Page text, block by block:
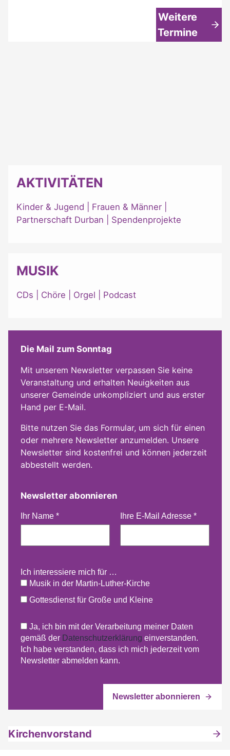
Weitere
Termine
AKTIVITÄTEN
Kinder & Jugend Frauen & Männer
Partnerschaft Durban
Spendenprojekte
MUSIK
CDs Chöre Orgel Podcast
Die Mail zum Sonntag
Mit unserem Newsletter verpassen Sie keine
Veranstaltung und erhalten Neuigkeiten aus
unserer Gemeinde unkompliziert und aus erster
Hand per E-Mail.
Bitte nutzen Sie das Formular, um sich für einen
oder mehrere Newsletter anzumelden. Unsere
Newsletter sind kostenfrei und können jederzeit
abbestellt werden.
Newsletter abonnieren
Ihr Name * Ihre E-Mail Adresse *
Ich interessiere mich für …
Musik in der Martin-Luther-Kirche
Gottesdienst für Große und Kleine
Ja, ich bin mit der Verarbeitung meiner Daten
gemäß der Datenschutzerklärung einverstanden.
Ich habe verstanden, dass ich mich jederzeit vom
Newsletter abmelden kann.
Kirchenvorstand